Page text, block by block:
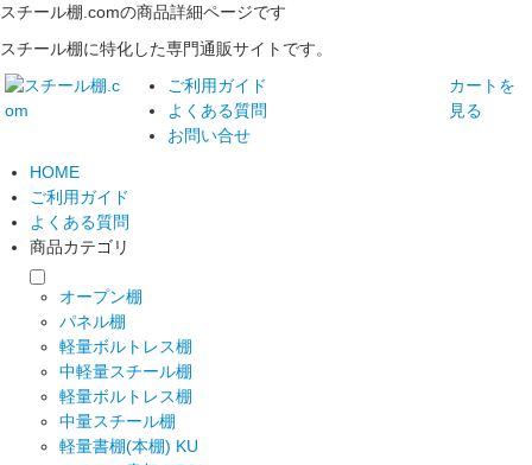
スチール棚.comの商品詳細ページです
スチール棚に特化した専門通販サイトです。
ご利用ガイド
よくある質問
お問い合せ
カートを
見る
HOME
ご利用ガイド
よくある質問
商品カテゴリ
オープン棚
パネル棚
軽量ボルトレス棚
中軽量スチール棚
軽量ボルトレス棚
中量スチール棚
軽量書棚(本棚) KU